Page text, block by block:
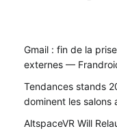
Gmail : fin de la
externes —
Tendances stands
dominent les salons
AltspaceVR Will